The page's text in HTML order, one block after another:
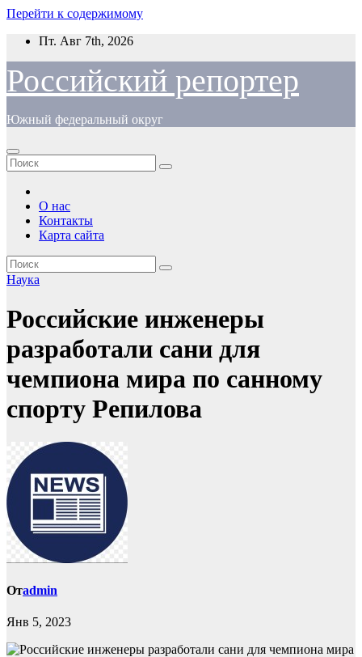
Перейти к содержимому
Пт. Авг 7th, 2026
Российский репортер
Южный федеральный округ
О нас
Контакты
Карта сайта
Наука
Российские инженеры
разработали сани для
чемпиона мира по санному
спорту Репилова
Отadmin
Янв 5, 2023